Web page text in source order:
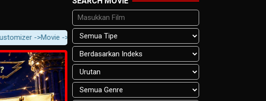
->Movie -> Movie Content -> Player Notification.